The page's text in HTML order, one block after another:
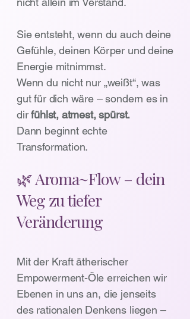
Sie entsteht, wenn du auch deine
Gefühle, deinen Körper und deine
Energie mitnimmst.
Wenn du nicht nur „weißt“, was
gut für dich wäre – sondern es in
dirfühlst, atmest, spürst.
Dann beginnt echte
Transformation.
🌿 Aroma~Flow – dein
Weg zu tiefer
Veränderung
Mit der Kraft ätherischer
Empowerment-Öle erreichen wir
Ebenen in uns an, die jenseits
des rationalen Denkens liegen –